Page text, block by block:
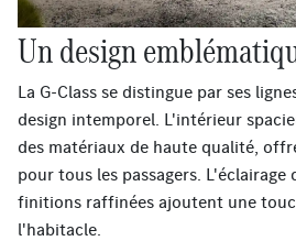
Un design
La G-Class se distingue par ses
design intemporel. L'intérieur
des matériaux de haute qualité,
pour tous les passagers. L'éclairage
finitions raffinées ajoutent une
l'habitacle.